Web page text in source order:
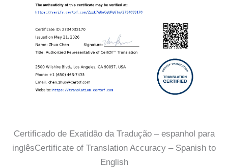
Certificado de Exatidão da Tradução – espanhol para
inglêsCertificate of Translation Accuracy – Spanish to
English